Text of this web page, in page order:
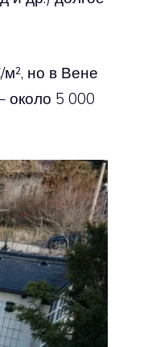
но в Вене
около 5 000